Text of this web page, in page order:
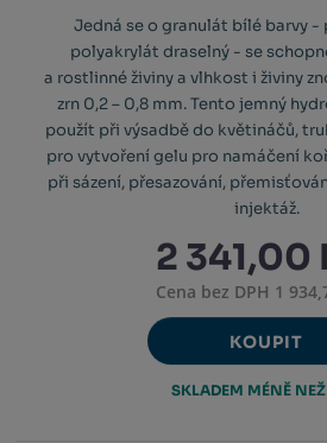
Jedná se o granulát bílé barvy -
polyakrylát draselný - se
a rostlinné živiny a vlhkost i živiny
zrn 0,2 – 0,8 mm. Tento jemný
použít při výsadbě do květináčů,
pro vytvoření gelu pro namáčení
při sázení, přesazování,
injektáž.
2 341,00
Cena bez DPH 1
KOUPIT
SKLADEM MÉNĚ